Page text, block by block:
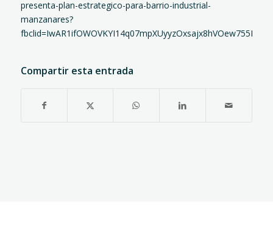
presenta-plan-estrategico-para-barrio-industrial-
manzanares?
Compartir esta entrada